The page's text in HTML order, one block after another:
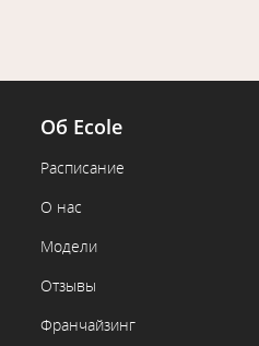
Об Ecole
Расписание
О нас
Модели
Отзывы
Франчайзинг